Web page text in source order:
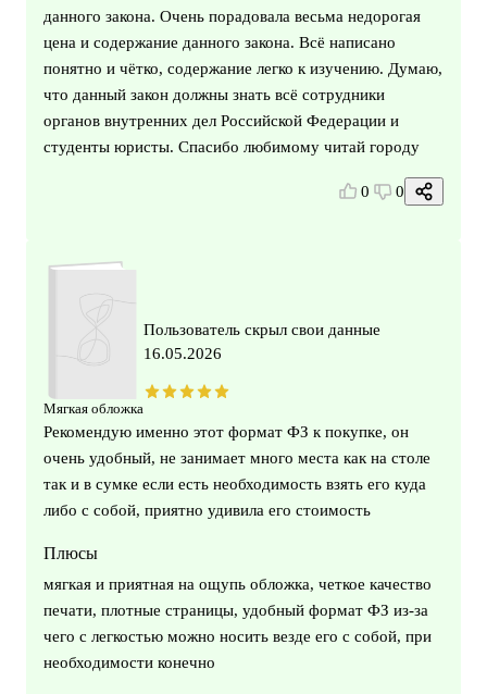
данного закона. Очень порадовала весьма недорогая
цена и содержание данного закона. Всë написано
понятно и чëтко, содержание легко к изучению. Думаю,
что данный закон должны знать всё сотрудники
органов внутренних дел Российской Федерации и
студенты юристы. Спасибо любимому читай городу
0 0
Мягкая обложка
Пользователь скрыл свои данные
16.05.2026
Рекомендую именно этот формат ФЗ к покупке, он
очень удобный, не занимает много места как на столе
так и в сумке если есть необходимость взять его куда
либо с собой, приятно удивила его стоимость
Плюсы
мягкая и приятная на ощупь обложка, четкое качество
печати, плотные страницы, удобный формат ФЗ из-за
чего с легкостью можно носить везде его с собой, при
необходимости конечно